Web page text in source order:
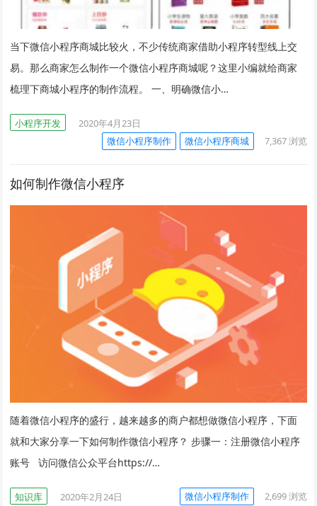
当下微信小程序商城比较火，不少传统商家借助小程序转型线上交
易。那么商家怎么制作一个微信小程序商城呢？这里小编就给商家
梳理下商城小程序的制作流程。 一、明确微信小…
小程序开发
2020年4月23日
微信小程序制作
微信小程序商城 7,367浏览
如何制作微信小程序
随着微信小程序的盛行，越来越多的商户都想做微信小程序，下面
就和大家分享一下如何制作微信小程序？ 步骤一：注册微信小程序
账号 访问微信公众平台https://…
知识库 2020年2月24日 微信小程序制作 2,699浏览